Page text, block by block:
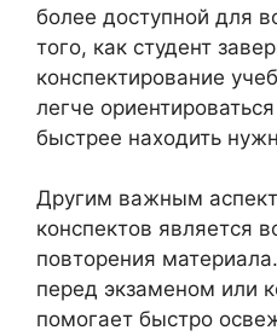
более доступной для
того, как студент
конспектирование
легче
быстрее находить
Другим важным
конспектов является
повторения
перед экзаменом или
помогает быстро